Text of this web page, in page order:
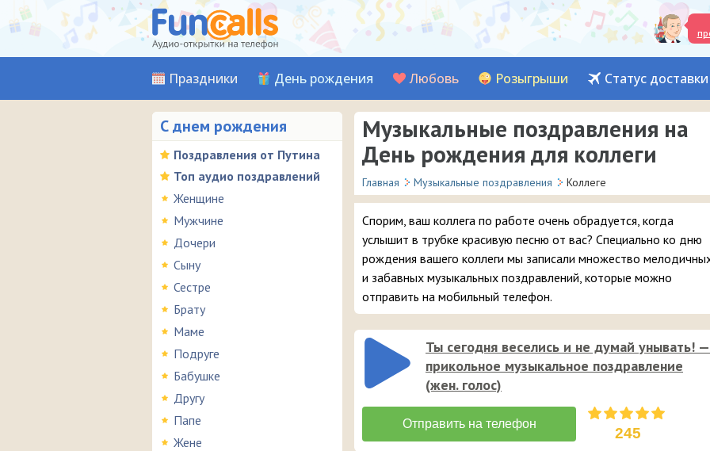
Праздники День рождения Любовь Розыгрыши Статус доставки
С днем рождения
Поздравления от Путина
Топ аудио поздравлений
Женщине
Мужчине
Дочери
Сыну
Сестре
Брату
Маме
Подруге
Бабушке
Другу
Папе
Жене
Музыкальные поздравления на
День рождения для коллеги
Главная Музыкальные поздравления Коллеге
Спорим, ваш коллега по работе очень обрадуется, когда
услышит в трубке красивую песню от вас? Специально ко дню
рождения вашего коллеги мы записали множество
и забавных музыкальных поздравлений, которые можно
отправить на мобильный телефон.
Ты сегодня веселись и не думай унывать! —
прикольное музыкальное поздравление
(жен. голос)
245